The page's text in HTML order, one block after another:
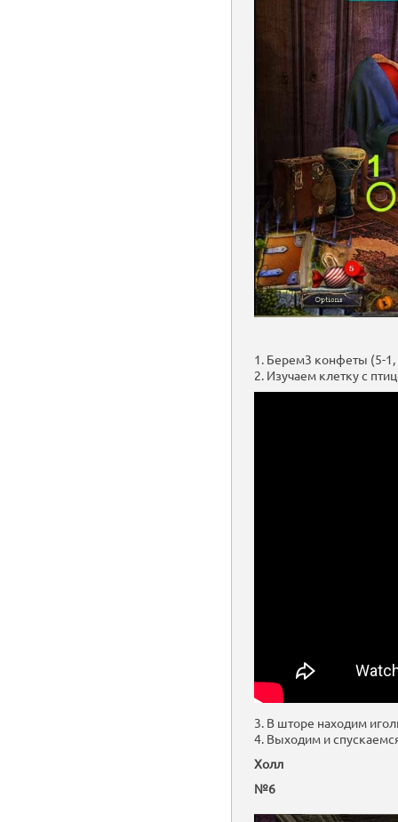
1. Берем3 конфеты (5-1,
2. Изучаем клетку с
3. В шторе находим
4. Выходим и
Холл
№6